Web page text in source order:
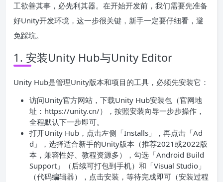
工欲善其事，必先利其器。在开始开发前，我们需要先准备
好Unity开发环境，这一步很关键，新手一定要仔细看，避
免踩坑。
1. 安装Unity Hub与Unity Editor
Unity Hub是管理Unity版本和项目的工具，必须先安装它：
访问Unity官方网站，下载Unity Hub安装包（官网地
址：https://unity.cn/），按照安装向导一步步操作，
全程默认下一步即可。
打开Unity Hub，点击左侧「Installs」，再点击「Ad
d」，选择适合新手的Unity版本（推荐2021或2022版
本，兼容性好、教程资源多），勾选「Android Build
Support」（后续可打包到手机）和「Visual Studio」
（代码编辑器），点击安装，等待完成即可（安装过程